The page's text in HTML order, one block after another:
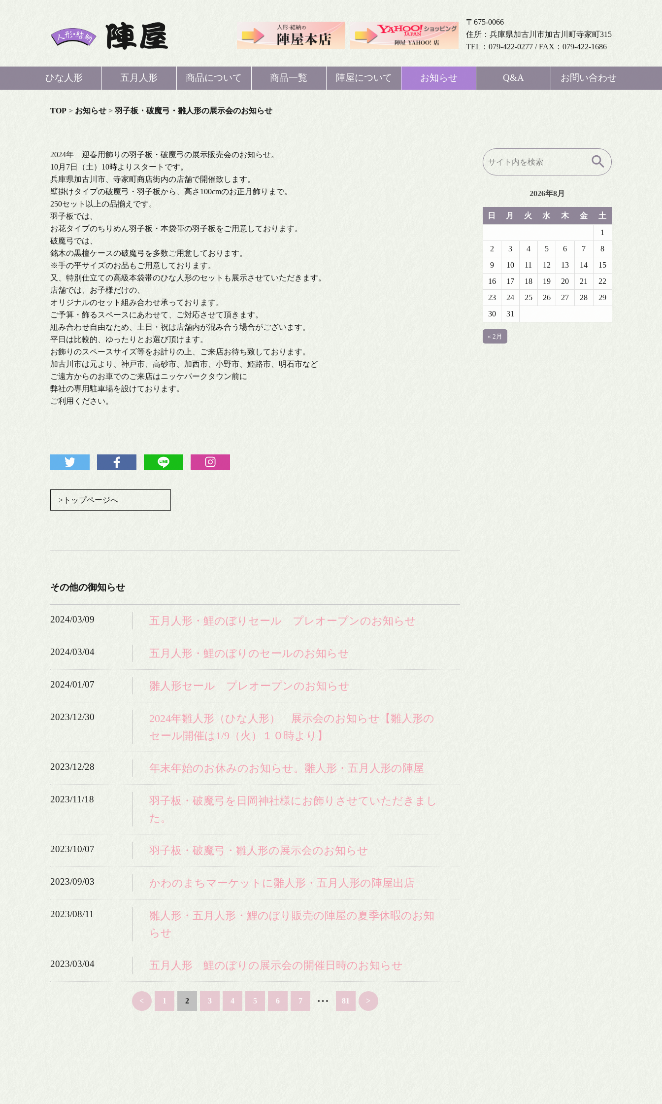
〒675-0066
住所：兵庫県加古川市加古川町寺家町315
TEL：079-422-0277 / FAX：079-422-1686
ひな人形 五月人形 商品について
ひな人形
結納
日本人形
破魔弓
人形ケース
商品一覧
結納
日本人形
陣屋について お知らせ Q&A お問い合わせ
TOP > お知らせ >羽子板・破魔弓・雛人形の展示会のお知らせ
2024年 迎春用飾りの羽子板・破魔弓の展示販売会のお知らせ。
10月7日（土）10時よりスタートです。
兵庫県加古川市、寺家町商店街内の店舗で開催致します。
壁掛けタイプの破魔弓・羽子板から、高さ100cmのお正月飾りまで。
250セット以上の品揃えです。
羽子板では、
お花タイプのちりめん羽子板・本袋帯の羽子板をご用意しております。
破魔弓では、
銘木の黒檀ケースの破魔弓を多数ご用意しております。
※手の平サイズのお品もご用意しております。
又、特別仕立ての高級本袋帯のひな人形のセットも展示させていただきます。
店舗では、お子様だけの、
オリジナルのセット組み合わせ承っております。
ご予算・飾るスペースにあわせて、ご対応させて頂きます。
組み合わせ自由なため、土日・祝は店舗内が混み合う場合がございます。
平日は比較的、ゆったりとお選び頂けます。
お飾りのスペースサイズ等をお計りの上、ご来店お待ち致しております。
加古川市は元より、神戸市、高砂市、加西市、小野市、姫路市、明石市など
ご遠方からのお車でのご来店はニッケパークタウン前に
弊社の専用駐車場を設けております。
ご利用ください。
>トップページへ
その他の御知らせ
2024/03/09 五月人形・鯉のぼりセール プレオープンのお知らせ
2024/03/04 五月人形・鯉のぼりのセールのお知らせ
2024/01/07 雛人形セール プレオープンのお知らせ
2023/12/30
2024年雛人形（ひな人形） 展示会のお知らせ【雛人形の
セール開催は1/9（火）１０時より】
2023/12/28 年末年始のお休みのお知らせ。雛人形・五月人形の陣屋
2023/11/18
羽子板・破魔弓を日岡神社様にお飾りさせていただきまし
た。
2023/10/07 羽子板・破魔弓・雛人形の展示会のお知らせ
2023/09/03 かわのまちマーケットに雛人形・五月人形の陣屋出店
2023/08/11
雛人形・五月人形・鯉のぼり販売の陣屋の夏季休暇のお知
らせ
2023/03/04 五月人形 鯉のぼりの展示会の開催日時のお知らせ
< 1 2 3 4 5 6 7 … 81 >
検
索:
2026年8月
日 月 火 水 木 金
土
1
2
3 4 5 6 7
8
9
10 11 12 13 14
15
16
17 18 19 20 21
22
23
24 25 26 27 28
29
30
31
« 2月